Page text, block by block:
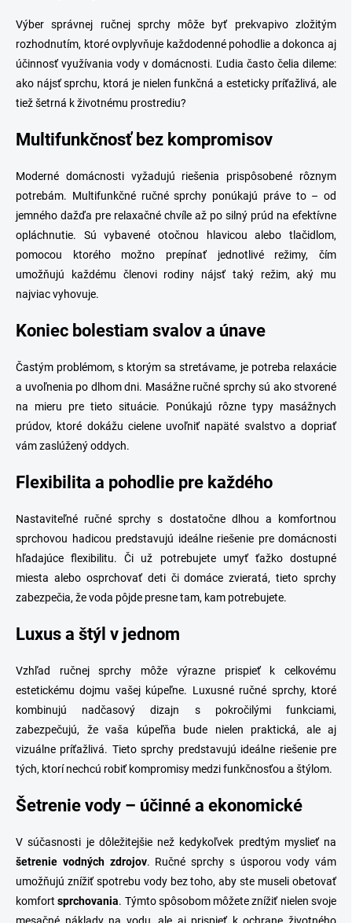
r
v
k
v
ý
i
s
a
n
i
e
Výber správnej ručnej sprchy môže byť prekvapivo zložitým
rozhodnutím, ktoré ovplyvňuje každodenné pohodlie a dokonca aj
účinnosť využívania vody v domácnosti. Ľudia často čelia dileme:
ako nájsť sprchu, ktorá je nielen funkčná a esteticky príťažlivá, ale
tiež šetrná k životnému prostrediu?
Multifunkčnosť bez kompromisov
Moderné domácnosti vyžadujú riešenia prispôsobené rôznym
potrebám. Multifunkčné ručné sprchy ponúkajú práve to – od
jemného dažďa pre relaxačné chvíle až po silný prúd na efektívne
opláchnutie. Sú vybavené otočnou hlavicou alebo tlačidlom,
pomocou ktorého možno prepínať jednotlivé režimy, čím
umožňujú každému členovi rodiny nájsť taký režim, aký mu
najviac vyhovuje.
Koniec bolestiam svalov a únave
Častým problémom, s ktorým sa stretávame, je potreba relaxácie
a uvoľnenia po dlhom dni. Masážne ručné sprchy sú ako stvorené
na mieru pre tieto situácie. Ponúkajú rôzne typy masážnych
prúdov, ktoré dokážu cielene uvoľniť napäté svalstvo a dopriať
vám zaslúžený oddych.
Flexibilita a pohodlie pre každého
Nastaviteľné ručné sprchy s dostatočne dlhou a komfortnou
sprchovou hadicou predstavujú ideálne riešenie pre domácnosti
hľadajúce flexibilitu. Či už potrebujete umyť ťažko dostupné
miesta alebo osprchovať deti či domáce zvieratá, tieto sprchy
zabezpečia, že voda pôjde presne tam, kam potrebujete.
Luxus a štýl v jednom
Vzhľad ručnej sprchy môže výrazne prispieť k celkovému
estetickému dojmu vašej kúpeľne. Luxusné ručné sprchy, ktoré
kombinujú nadčasový dizajn s pokročilými funkciami,
zabezpečujú, že vaša kúpeľňa bude nielen praktická, ale aj
vizuálne príťažlivá. Tieto sprchy predstavujú ideálne riešenie pre
tých, ktorí nechcú robiť kompromisy medzi funkčnosťou a štýlom.
Šetrenie vody – účinné a ekonomické
V súčasnosti je dôležitejšie než kedykoľvek predtým myslieť na
šetrenie vodných zdrojov. Ručné sprchy s úsporou vody vám
umožňujú znížiť spotrebu vody bez toho, aby ste museli obetovať
komfortsprchovania. Týmto spôsobom môžete znížiť nielen svoje